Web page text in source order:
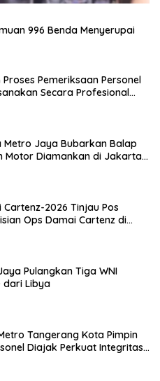
996 Benda Menyerupai
Pemeriksaan Personel
Secara Profesional
Metro Jaya Bubarkan Balap
Motor Diamankan di Jakarta
2026 Tinjau Pos
Ops Damai Cartenz di
Pulangkan Tiga WNI
dari Libya
Tangerang Kota Pimpin
Diajak Perkuat Integritas